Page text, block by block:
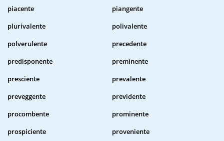
piacente
piangente
plurivalente
polivalente
polverulente
precedente
predisponente
preminente
presciente
prevalente
preveggente
previdente
procombente
prominente
prospiciente
proveniente